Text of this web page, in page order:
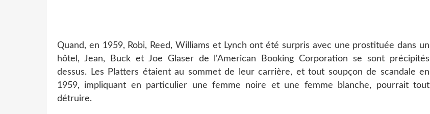
Quand, en 1959, Robi, Reed, Williams et Lynch ont été surpris avec une prostituée dans un
hôtel, Jean, Buck et Joe Glaser de l'American Booking Corporation se sont précipités
dessus. Les Platters étaient au sommet de leur carrière, et tout soupçon de scandale en
1959, impliquant en particulier une femme noire et une femme blanche, pourrait tout
détruire.